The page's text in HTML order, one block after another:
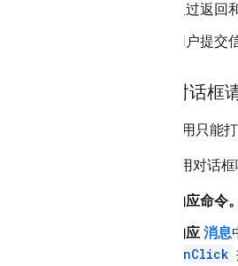
通过返回
用户提
触发对话框
Chat 应用只能
如需使用对话
响应命令。
响应 消息
onClick